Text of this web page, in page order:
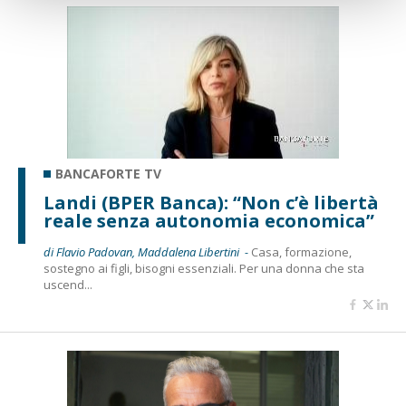
BANCAFORTE TV
Landi (BPER Banca): “Non c’è libertà
reale senza autonomia economica”
di Flavio Padovan, Maddalena Libertini - Casa, formazione,
sostegno ai figli, bisogni essenziali. Per una donna che sta
uscend...